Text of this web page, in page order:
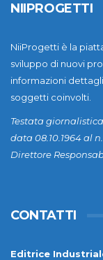
NIIPROGETTI
NiiProgetti è la
sviluppo di nuovi
informazioni
soggetti coinvolti.
Testata
data 08.10.1964 al
Direttore
CONTATTI
Editrice